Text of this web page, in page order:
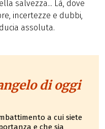
salvezza... Là, dove
incertezze e dubbi,
assoluta.
di oggi
a cui siete
e che sia